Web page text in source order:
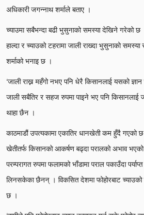
अधिकारी जगन्नाथ शर्माले बताए ।
च्याउमा सबैभन्दा बढी भुसुनाको समस्या देखिने गरेको छ
हाल्दा र च्याउको टहरामा जाली राख्दा भुसुनाको
शर्माको भनाइ छ ।
‘जाली राख्न महँगो नभए पनि धेरै किसानलाई यसको
जाली सबैतिर र सहज रुपमा पाइने भए पनि किसानलाई
थाहा छैन ।
काठमाडौं उपत्यकामा एकातिर धानखेती कम हुँदै गएको छ
खेतीतर्फ किसानको आकर्षण बढ्दा परालको अभाव
परम्परागत रुपमा फलामको भाँडामा पराल पकाउँदा
लिनसकेका छैनन् । विकसित देशमा फोहोरबाट
छ ।